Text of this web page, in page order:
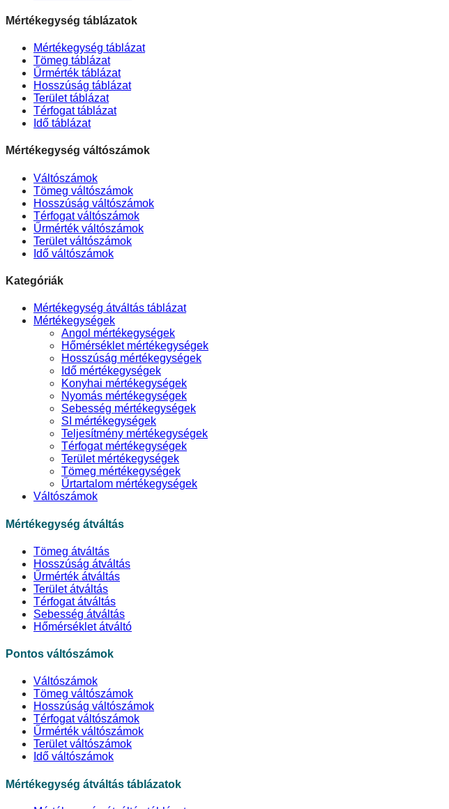
Mértékegység táblázatok
Mértékegység táblázat
Tömeg táblázat
Űrmérték táblázat
Hosszúság táblázat
Terület táblázat
Térfogat táblázat
Idő táblázat
Mértékegység váltószámok
Váltószámok
Tömeg váltószámok
Hosszúság váltószámok
Térfogat váltószámok
Űrmérték váltószámok
Terület váltószámok
Idő váltószámok
Kategóriák
Mértékegység átváltás táblázat
Mértékegységek
Angol mértékegységek
Hőmérséklet mértékegységek
Hosszúság mértékegységek
Idő mértékegységek
Konyhai mértékegységek
Nyomás mértékegységek
Sebesség mértékegységek
SI mértékegységek
Teljesítmény mértékegységek
Térfogat mértékegységek
Terület mértékegységek
Tömeg mértékegységek
Űrtartalom mértékegységek
Váltószámok
Mértékegység átváltás
Tömeg átváltás
Hosszúság átváltás
Űrmérték átváltás
Terület átváltás
Térfogat átváltás
Sebesség átváltás
Hőmérséklet átváltó
Pontos váltószámok
Váltószámok
Tömeg váltószámok
Hosszúság váltószámok
Térfogat váltószámok
Űrmérték váltószámok
Terület váltószámok
Idő váltószámok
Mértékegység átváltás táblázatok